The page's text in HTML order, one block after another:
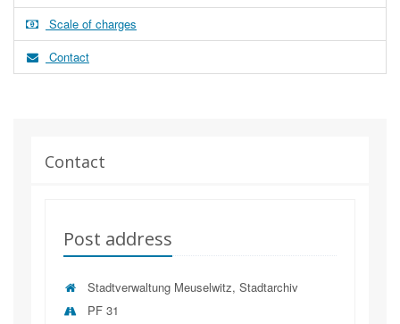
Scale of charges
Contact
Contact
Post address
Stadtverwaltung Meuselwitz, Stadtarchiv
PF 31